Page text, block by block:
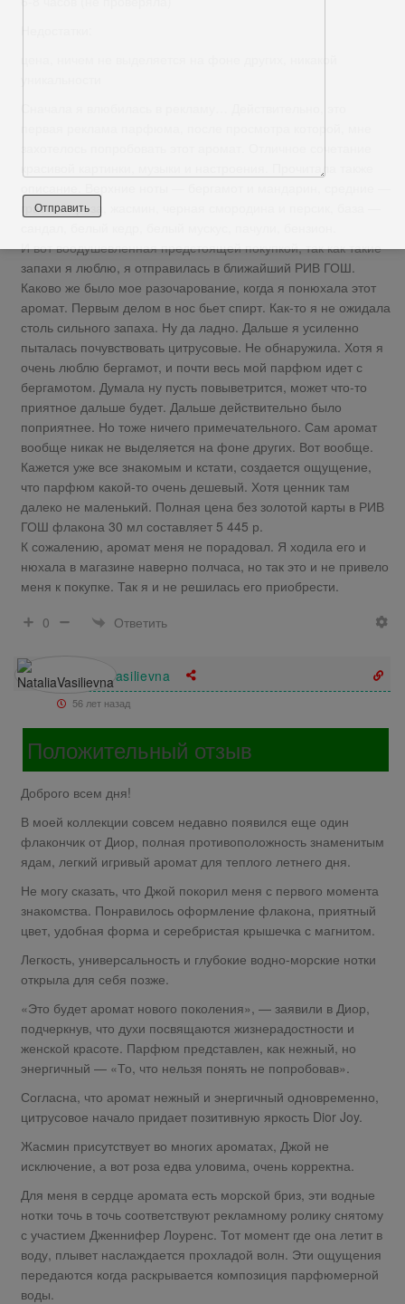
грасская роза, жасмин, черная смородина и персик, база —
И вот воодушевленная предстоящей покупкой, так как такие
запахи я люблю, я отправилась в ближайший РИВ ГОШ.
Каково же было мое разочарование, когда я понюхала этот
аромат. Первым делом в нос бьет спирт. Как-то я не ожидала
столь сильного запаха. Ну да ладно. Дальше я усиленно
пыталась почувствовать цитрусовые. Не обнаружила. Хотя я
очень люблю бергамот, и почти весь мой парфюм идет с
бергамотом. Думала ну пусть повыветрится, может что-то
приятное дальше будет. Дальше действительно было
поприятнее. Но тоже ничего примечательного. Сам аромат
вообще никак не выделяется на фоне других. Вот вообще.
Кажется уже все знакомым и кстати, создается ощущение,
что парфюм какой-то очень дешевый. Хотя ценник там
далеко не маленький. Полная цена без золотой карты в РИВ
ГОШ флакона 30 мл составляет 5 445 р.
К сожалению, аромат меня не порадовал. Я ходила его и
нюхала в магазине наверно полчаса, но так это и не привело
меня к покупке. Так я и не решилась его приобрести.
0
Ответить
NataliaVasilievna
56 лет назад
Положительный отзыв
Доброго всем дня!
В моей коллекции совсем недавно появился еще один
флакончик от Диор, полная противоположность знаменитым
ядам, легкий игривый аромат для теплого летнего дня.
Не могу сказать, что Джой покорил меня с первого момента
знакомства. Понравилось оформление флакона, приятный
цвет, удобная форма и серебристая крышечка с магнитом.
Легкость, универсальность и глубокие водно-морские нотки
открыла для себя позже.
«Это будет аромат нового поколения», — заявили в Диор,
подчеркнув, что духи посвящаются жизнерадостности и
женской красоте. Парфюм представлен, как нежный, но
энергичный — «То, что нельзя понять не попробовав».
Согласна, что аромат нежный и энергичный одновременно,
цитрусовое начало придает позитивную яркость Dior Joy.
Жасмин присутствует во многих ароматах, Джой не
исключение, а вот роза едва уловима, очень корректна.
Для меня в сердце аромата есть морской бриз, эти водные
нотки точь в точь соответствуют рекламному ролику снятому
с участием Дженнифер Лоуренс. Тот момент где она летит в
воду, плывет наслаждается прохладой волн. Эти ощущения
передаются когда раскрывается композиция парфюмерной
воды.